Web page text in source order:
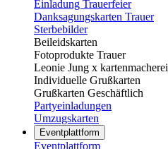
Einladung Trauerfeier
Danksagungskarten Trauer
Sterbebilder
Beileidskarten
Fotoprodukte Trauer
Leonie Jung x kartenmacherei
Individuelle Grußkarten
Grußkarten Geschäftlich
Partyeinladungen
Umzugskarten
Eventplattform
Eventplattform